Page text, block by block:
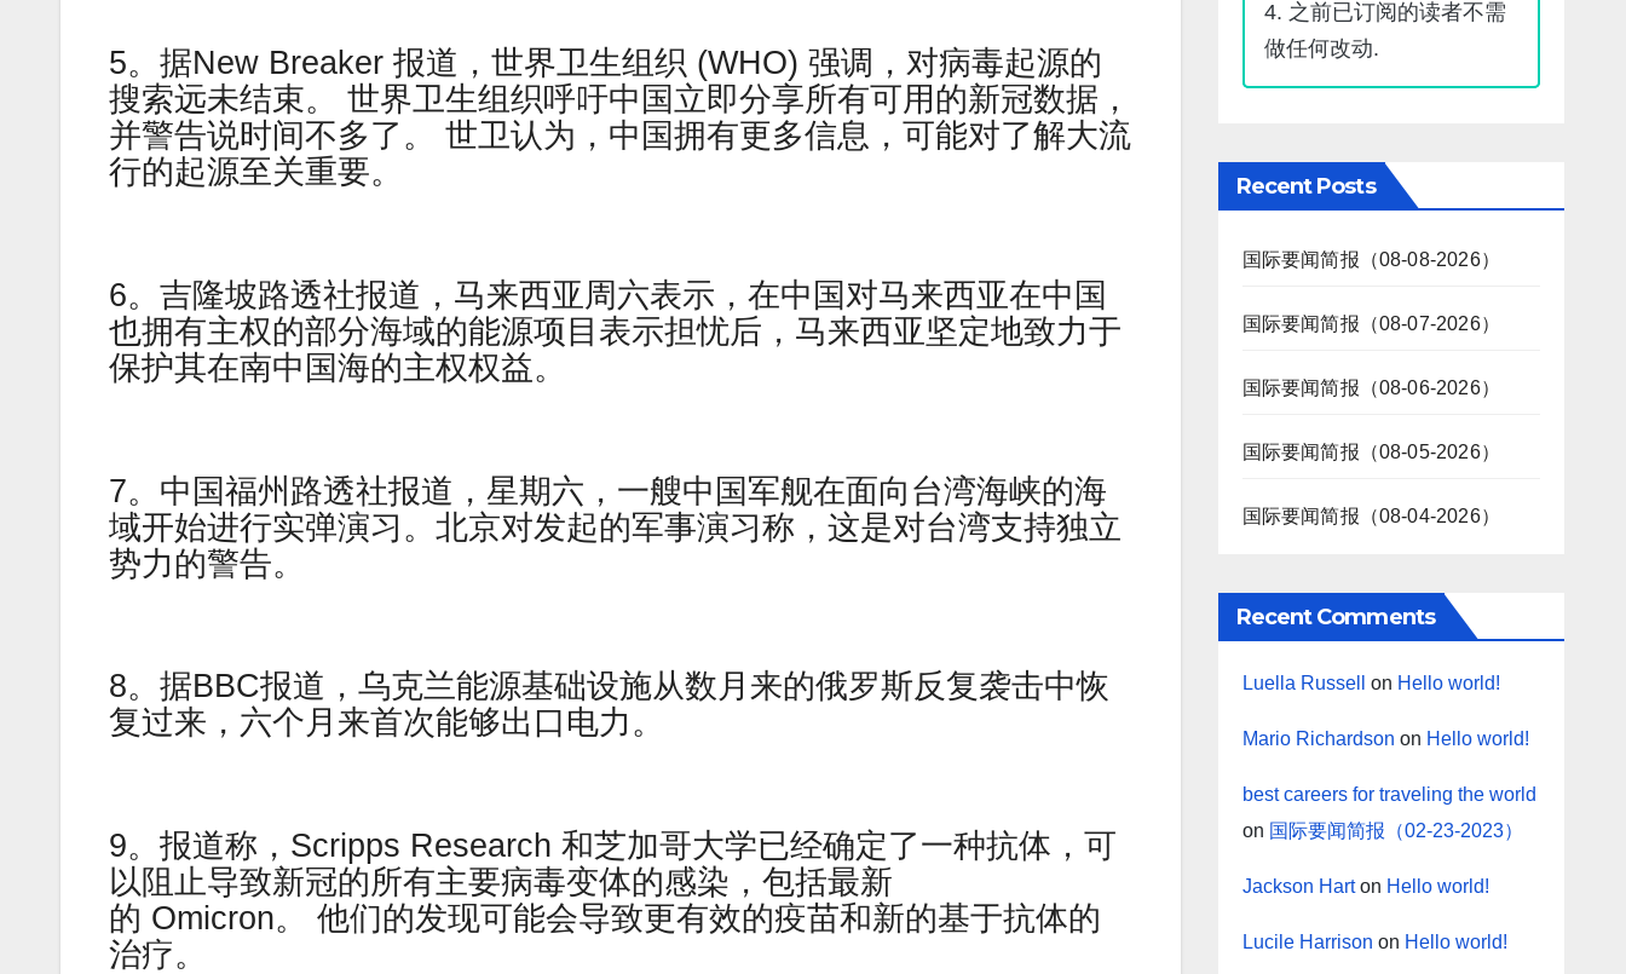
5。据New Breaker 报道，世界卫生组织 (WHO) 强调，对病毒起源的
搜索远未结束。 世界卫生组织呼吁中国立即分享所有可用的新冠数据，
并警告说时间不多了。 世卫认为，中国拥有更多信息，可能对了解大流
行的起源至关重要。
6。吉隆坡路透社报道，马来西亚周六表示，在中国对马来西亚在中国
也拥有主权的部分海域的能源项目表示担忧后，马来西亚坚定地致力于
保护其在南中国海的主权权益。
7。中国福州路透社报道，星期六，一艘中国军舰在面向台湾海峡的海
域开始进行实弹演习。北京对发起的军事演习称，这是对台湾支持独立
势力的警告。
8。据BBC报道，乌克兰能源基础设施从数月来的俄罗斯反复袭击中恢
复过来，六个月来首次能够出口电力。
9。报道称，Scripps Research 和芝加哥大学已经确定了一种抗体，可
以阻止导致新冠的所有主要病毒变体的感染，包括最新
的 Omicron。 他们的发现可能会导致更有效的疫苗和新的基于抗体的
治疗。
4. 之前已订阅的读者不需
做任何改动.
Recent Posts
国际要闻简报（08-08-2026）
国际要闻简报（08-07-2026）
国际要闻简报（08-06-2026）
国际要闻简报（08-05-2026）
国际要闻简报（08-04-2026）
Recent Comments
Luella Russell on Hello world!
Mario Richardson on Hello world!
best careers for traveling the world
on 国际要闻简报（02-23-2023）
Jackson Harton Hello world!
Lucile Harrison on Hello world!